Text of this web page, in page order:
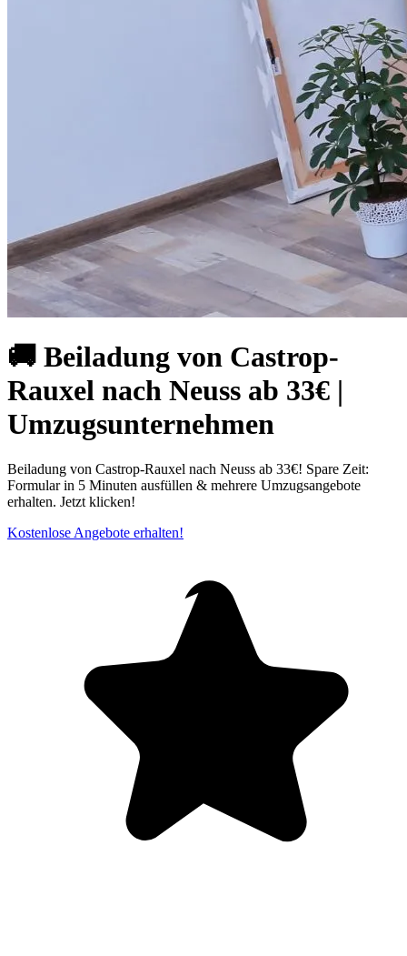
🚚 Beiladung von Castrop-
Rauxel nach Neuss ab 33€ |
Umzugsunternehmen
Beiladung von Castrop-Rauxel nach Neuss ab 33€! Spare Zeit:
Formular in 5 Minuten ausfüllen & mehrere Umzugsangebote
erhalten. Jetzt klicken!
Kostenlose Angebote erhalten!